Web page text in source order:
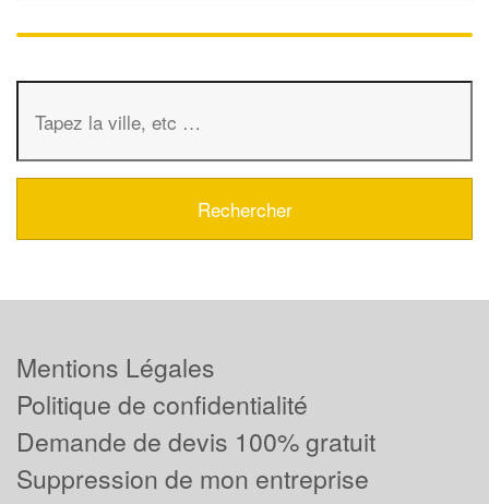
Mentions Légales
Politique de confidentialité
Demande de devis 100% gratuit
Suppression de mon entreprise